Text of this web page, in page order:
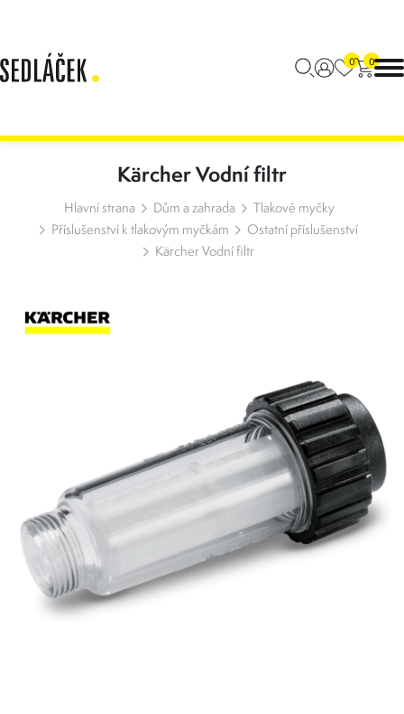
0 0
Kärcher Vodní filtr
Hlavní strana Dům a zahrada
Tlakové myčky
Příslušenství k tlakovým myčkám
Ostatní příslušenství
Kärcher Vodní filtr